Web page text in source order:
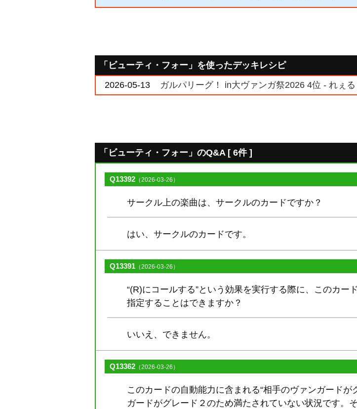
「ビューティ・フォー」を使ったデッキレシピ
2026-05-13
ガルパリーグ！ in大ヴァンガ祭2026 4位 - れぇ
「ビューティ・フォー」のQ&A [ 6件 ]
Q13392 （2026-03-26）
サークル上の楽曲は、サークルのカードですか？
はい、サークルのカードです。
Q13391 （2026-03-26）
“(R)にコールする”という効果を実行する際に、このカ
指定することはできますか？
いいえ、できません。
Q13362 （2026-03-26）
このカードの自動能力に含まれる“相手のヴァンガード
ガードがグレード２のため満たされていない状況です。